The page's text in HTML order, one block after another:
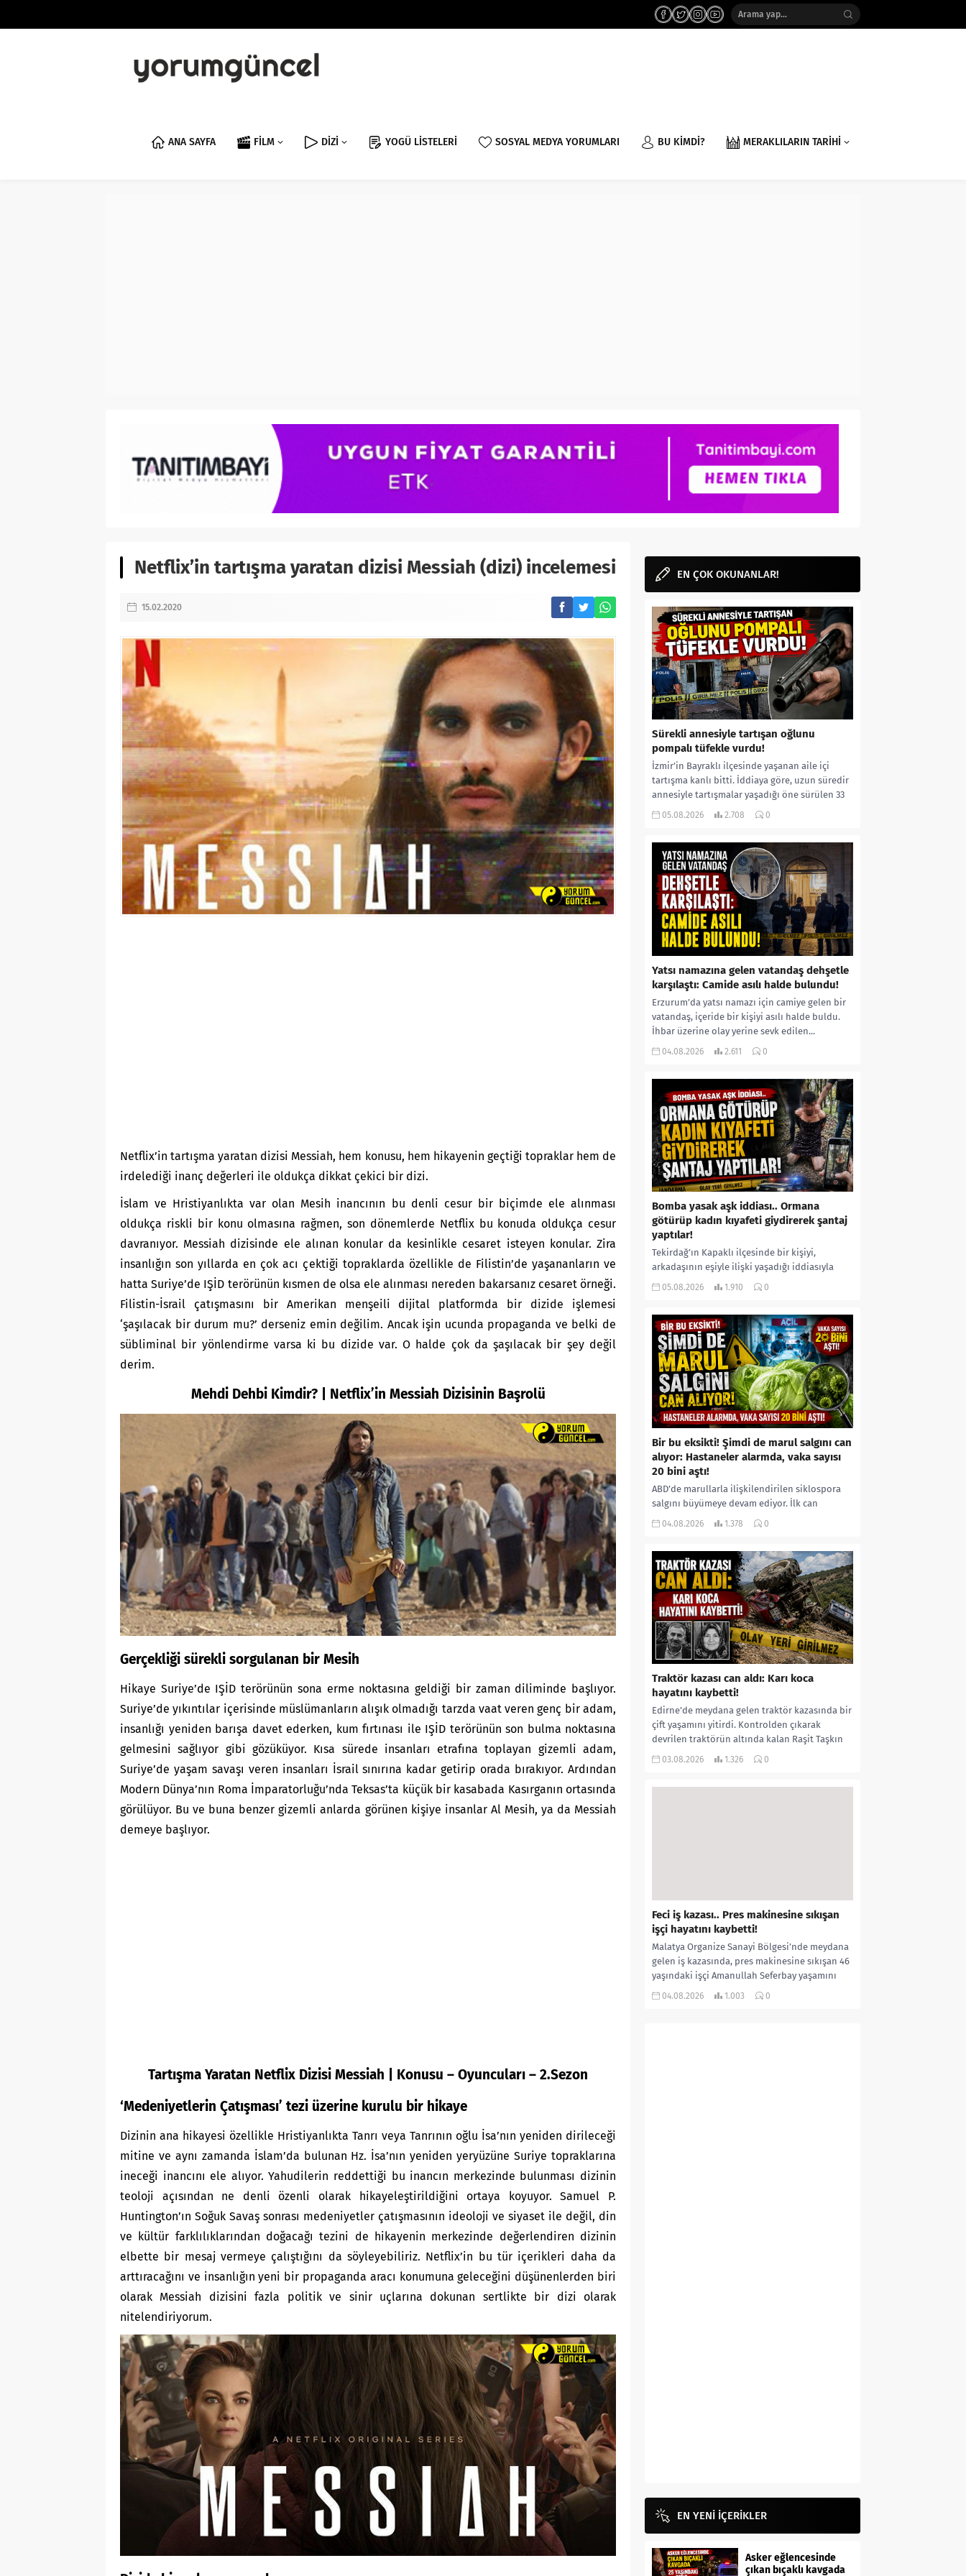
ANA SAYFA FİLM DİZİ YOGÜ LİSTELERİ SOSYAL MEDYA YORUMLARI BU KİMDİ? MERAKLILARIN TARİHİ
Netflix’in tartışma yaratan dizisi Messiah (dizi) incelemesi
15.02.2020
Netflix’in tartışma yaratan dizisi Messiah, hem konusu, hem hikayenin geçtiği topraklar hem de
irdelediği inanç değerleri ile oldukça dikkat çekici bir dizi.
İslam ve Hristiyanlıkta var olan Mesih inancının bu denli cesur bir biçimde ele alınması
oldukça riskli bir konu olmasına rağmen, son dönemlerde Netflix bu konuda oldukça cesur
davranıyor. Messiah dizisinde ele alınan konular da kesinlikle cesaret isteyen konular. Zira
insanlığın son yıllarda en çok acı çektiği topraklarda özellikle de Filistin’de yaşananların ve
hatta Suriye’de IŞİD terörünün kısmen de olsa ele alınması nereden bakarsanız cesaret örneği.
Filistin-İsrail çatışmasını bir Amerikan menşeili dijital platformda bir dizide işlemesi
‘şaşılacak bir durum mu?’ derseniz emin değilim. Ancak işin ucunda propaganda ve belki de
sübliminal bir yönlendirme varsa ki bu dizide var. O halde çok da şaşılacak bir şey değil
derim.
Mehdi Dehbi Kimdir? | Netflix’in Messiah Dizisinin Başrolü
Gerçekliği sürekli sorgulanan bir Mesih
Hikaye Suriye’de IŞİD terörünün sona erme noktasına geldiği bir zaman diliminde başlıyor.
Suriye’de yıkıntılar içerisinde müslümanların alışık olmadığı tarzda vaat veren genç bir adam,
insanlığı yeniden barışa davet ederken, kum fırtınası ile IŞİD terörünün son bulma noktasına
gelmesini sağlıyor gibi gözüküyor. Kısa sürede insanları etrafına toplayan gizemli adam,
Suriye’de yaşam savaşı veren insanları İsrail sınırına kadar getirip orada bırakıyor. Ardından
Modern Dünya’nın Roma İmparatorluğu’nda Teksas’ta küçük bir kasabada Kasırganın ortasında
görülüyor. Bu ve buna benzer gizemli anlarda görünen kişiye insanlar Al Mesih, ya da Messiah
demeye başlıyor.
Tartışma Yaratan Netflix Dizisi Messiah | Konusu – Oyuncuları – 2.Sezon
‘Medeniyetlerin Çatışması’ tezi üzerine kurulu bir hikaye
Dizinin ana hikayesi özellikle Hristiyanlıkta Tanrı veya Tanrının oğlu İsa’nın yeniden dirileceği
mitine ve aynı zamanda İslam’da bulunan Hz. İsa’nın yeniden yeryüzüne Suriye topraklarına
ineceği inancını ele alıyor. Yahudilerin reddettiği bu inancın merkezinde bulunması dizinin
teoloji açısından ne denli özenli olarak hikayeleştirildiğini ortaya koyuyor. Samuel P.
Huntington’ın Soğuk Savaş sonrası medeniyetler çatışmasının ideoloji ve siyaset ile değil, din
ve kültür farklılıklarından doğacağı tezini de hikayenin merkezinde değerlendiren dizinin
elbette bir mesaj vermeye çalıştığını da söyleyebiliriz. Netflix’in bu tür içerikleri daha da
arttıracağını ve insanlığın yeni bir propaganda aracı konumuna geleceğini düşünenlerden biri
olarak Messiah dizisini fazla politik ve sinir uçlarına dokunan sertlikte bir dizi olarak
nitelendiriyorum.
EN ÇOK OKUNANLAR!
Sürekli annesiyle tartışan oğlunu
pompalı tüfekle vurdu!
İzmir’in Bayraklı ilçesinde yaşanan aile içi
tartışma kanlı bitti. İddiaya göre, uzun süredir
annesiyle tartışmalar yaşadığı öne sürülen 33
yaşındaki...
05.08.2026 2.708 0
Yatsı namazına gelen vatandaş dehşetle
karşılaştı: Camide asılı halde bulundu!
Erzurum’da yatsı namazı için camiye gelen bir
vatandaş, içeride bir kişiyi asılı halde buldu.
İhbar üzerine olay yerine sevk edilen...
04.08.2026 2.611 0
Bomba yasak aşk iddiası.. Ormana
götürüp kadın kıyafeti giydirerek şantaj
yaptılar!
Tekirdağ’ın Kapaklı ilçesinde bir kişiyi,
arkadaşının eşiyle ilişki yaşadığı iddiasıyla
ormanlık alana götürerek zorla kadın
05.08.2026 1.910 0
Bir bu eksikti! Şimdi de marul salgını can
alıyor: Hastaneler alarmda, vaka sayısı
20 bini aştı!
ABD’de marullarla ilişkilendirilen siklospora
salgını büyümeye devam ediyor. İlk can
kayıplarının yaşandığı salgında vaka sayısının
04.08.2026 1.378 0
Traktör kazası can aldı: Karı koca
hayatını kaybetti!
Edirne’de meydana gelen traktör kazasında bir
çift yaşamını yitirdi. Kontrolden çıkarak
devrilen traktörün altında kalan Raşit Taşkın
ile eşi Fatma...
03.08.2026 1.326 0
Feci iş kazası.. Pres makinesine sıkışan
işçi hayatını kaybetti!
Malatya Organize Sanayi Bölgesi’nde meydana
gelen iş kazasında, pres makinesine sıkışan 46
yaşındaki işçi Amanullah Seferbay yaşamını
yitirdi. Olayla ilgili...
04.08.2026 1.003 0
EN YENİ İÇERİKLER
Asker eğlencesinde
çıkan bıçaklı kavgada